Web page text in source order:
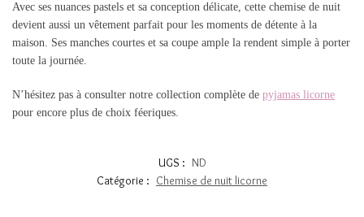
Avec ses nuances pastels et sa conception délicate, cette chemise de nuit
devient aussi un vêtement parfait pour les moments de détente à la
maison. Ses manches courtes et sa coupe ample la rendent simple à porter
toute la journée.
N’hésitez pas à consulter notre collection complète de pyjamas licorne
pour encore plus de choix féeriques.
UGS : ND
Catégorie : Chemise de nuit licorne